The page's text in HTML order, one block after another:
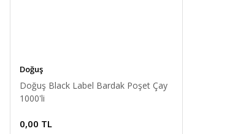
Doğuş
Doğuş Black Label Bardak Poşet Çay
1000'li
0,00 TL